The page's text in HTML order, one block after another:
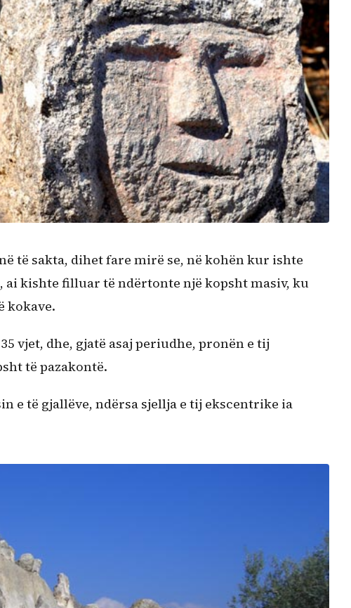
të sakta, dihet fare mirë se, në kohën kur ishte
ai kishte filluar të ndërtonte një kopsht masiv, ku
kokave.
vjet, dhe, gjatë asaj periudhe, pronën e tij
të pazakontë.
e të gjallëve, ndërsa sjellja e tij ekscentrike ia